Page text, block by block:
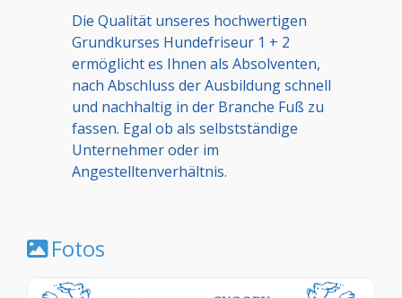
Die Qualität unseres hochwertigen
Grundkurses Hundefriseur 1 + 2
ermöglicht es Ihnen als Absolventen,
nach Abschluss der Ausbildung schnell
und nachhaltig in der Branche Fuß zu
fassen. Egal ob als selbstständige
Unternehmer oder im
Angestelltenverhältnis.
Fotos